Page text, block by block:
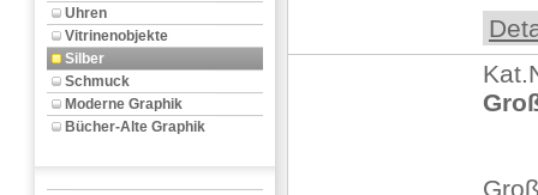
Uhren
Vitrinenobjekte
Silber
Schmuck
Moderne Graphik
Bücher-Alte Graphik